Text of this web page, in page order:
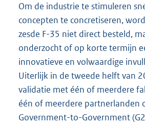
Om de industrie te stimuleren
concepten te concretiseren,
zesde F-35 niet direct besteld,
onderzocht of op korte termijn
innovatieve en volwaardige
Uiterlijk in de tweede helft van
validatie met één of meerdere
één of meerdere partnerlanden
Government-to-Government